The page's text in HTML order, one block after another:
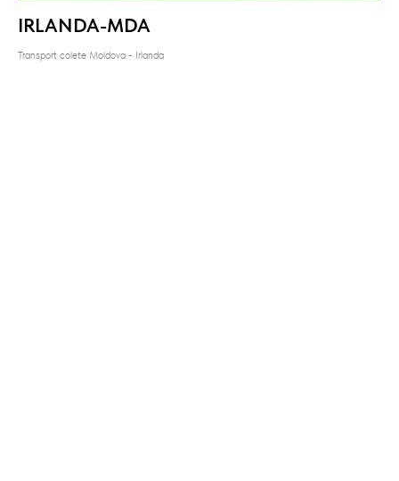
IRLANDA-MDA
Transport colete Moldova - Irlanda